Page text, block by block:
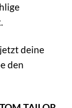
deine
den